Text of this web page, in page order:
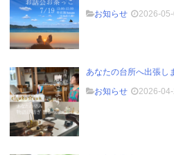
お知らせ
2026-
あなたの台所へ出張し
お知らせ
2026-